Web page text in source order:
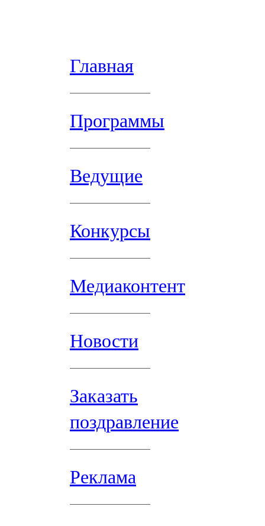
Главная
Программы
Ведущие
Конкурсы
Медиаконтент
Новости
Заказать
поздравление
Реклама